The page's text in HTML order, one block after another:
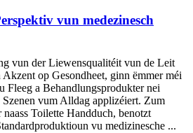
vun medezinesch
vun der Liewensqualitéit vun de Leit
Akzent op Gesondheet, ginn ëmmer méi
Fleeg a Behandlungsprodukter nei
Szenen vum Alldag applizéiert. Zum
Toilette Handduch, benotzt
vu medizinesche ...